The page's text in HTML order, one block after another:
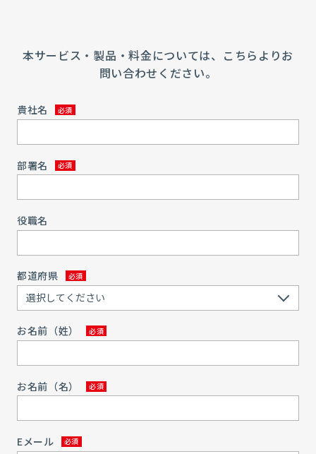
本サービス・製品・料金については、こちらよりお
問い合わせください。
貴社名
部署名
役職名
都道府県
お名前（姓）
お名前（名）
Eメール